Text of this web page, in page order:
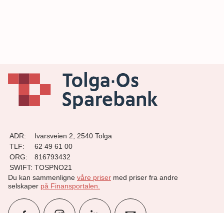
ADR:
Ivarsveien 2, 2540 Tolga
TLF:
62 49 61 00
ORG:
816793432
SWIFT: TOSPNO21
Du kan sammenligne våre priser med priser fra andre
selskaper på Finansportalen